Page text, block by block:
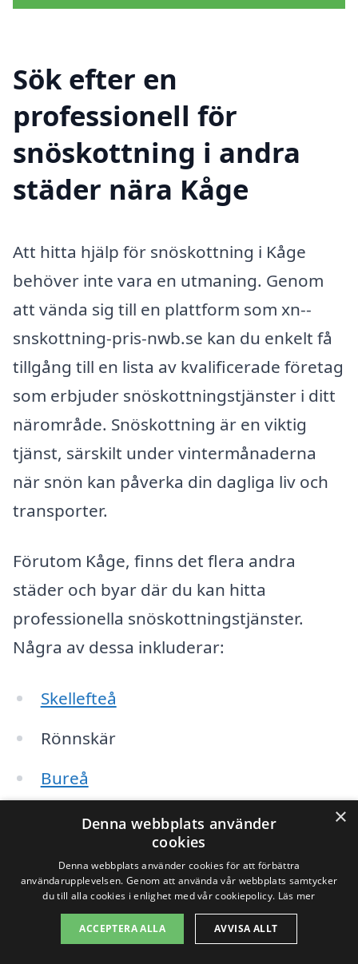
Sök efter en
professionell för
snöskottning i andra
städer nära Kåge
Att hitta hjälp för snöskottning i Kåge
behöver inte vara en utmaning. Genom
att vända sig till en plattform som xn--
snskottning-pris-nwb.se kan du enkelt få
tillgång till en lista av kvalificerade företag
som erbjuder snöskottningstjänster i ditt
närområde. Snöskottning är en viktig
tjänst, särskilt under vintermånaderna
när snön kan påverka din dagliga liv och
transporter.
Förutom Kåge, finns det flera andra
städer och byar där du kan hitta
professionella snöskottningstjänster.
Några av dessa inkluderar:
Skellefteå
Rönnskär
Bureå
Boliden
Älvsbacka
Lisbåda
Långviken
×
Denna webbplats använder
cookies
Denna webbplats använder cookies för att förbättra
användarupplevelsen. Genom att använda vår webbplats samtycker
du till alla cookies i enlighet med vår cookiepolicy. Läs mer
ACCEPTERA ALLA AVVISA ALLT